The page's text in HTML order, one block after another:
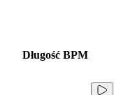
Długość BPM